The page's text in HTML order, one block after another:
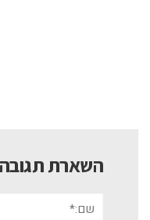
השארת תגובה